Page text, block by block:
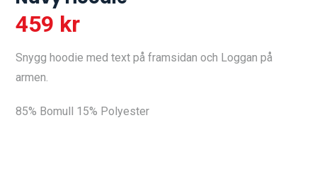
459 kr
Snygg hoodie med text på framsidan och Loggan på
armen.
85% Bomull 15% Polyester